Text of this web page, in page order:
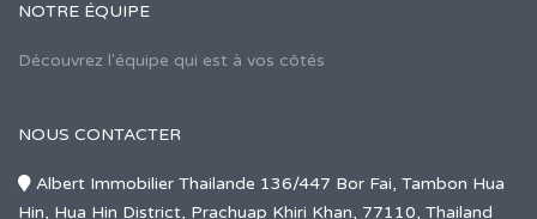
NOTRE ÉQUIPE
Découvrez l'équipe qui est à vos côtés
NOUS CONTACTER
Albert Immobilier Thailande 136/447 Bor Fai, Tambon Hua
Hin, Hua Hin District, Prachuap Khiri Khan, 77110, Thailand